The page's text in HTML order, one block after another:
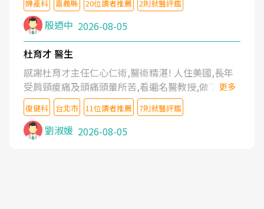
婦產科 嘉義縣 20位讀者推薦 2則就醫評鑑
殷迺中 2026-08-05
杜育才 醫生
感謝杜育才主任仁心仁術,醫術精湛! 人住美國,長年
受肩頸痠痛及頭痛頭暈所苦,看遍名醫教授,做了各種
檢查,也嘗試過西醫打針,中醫針灸及物理徒手治療都
沒有用,後來連吃到嗎啡類止痛藥都效果有限,只是壓
症狀,沒多久就痛起來,多年失眠嚴重影響生活品質.
台灣親友介紹忠孝醫院杜育才主任是頸頭症候群專
更多
復健科 台北市 11位讀者推薦 7則就醫評鑑
劉淑媛 2026-08-05